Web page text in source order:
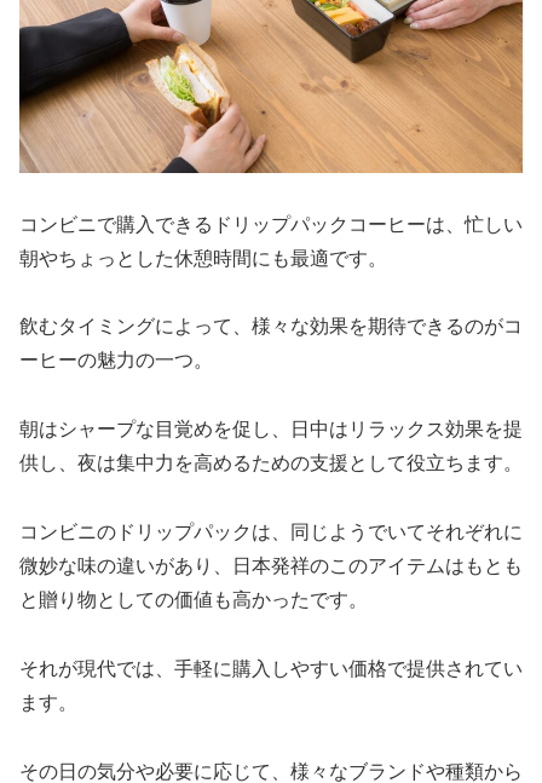
コンビニで購入できるドリップパックコーヒーは、忙しい
朝やちょっとした休憩時間にも最適です。
飲むタイミングによって、様々な効果を期待できるのがコ
ーヒーの魅力の一つ。
朝はシャープな目覚めを促し、日中はリラックス効果を提
供し、夜は集中力を高めるための支援として役立ちます。
コンビニのドリップパックは、同じようでいてそれぞれに
微妙な味の違いがあり、日本発祥のこのアイテムはもとも
と贈り物としての価値も高かったです。
それが現代では、手軽に購入しやすい価格で提供されてい
ます。
その日の気分や必要に応じて、様々なブランドや種類から